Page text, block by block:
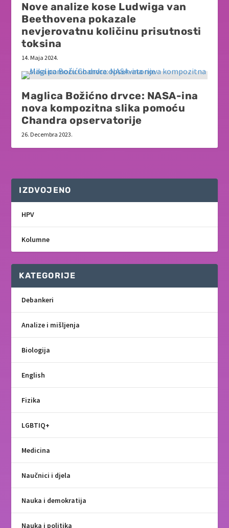
Nove analize kose Ludwiga van
Beethovena pokazale
nevjerovatnu količinu prisutnosti
toksina
14. Maja 2024.
Maglica Božićno drvce: NASA-ina
nova kompozitna slika pomoću
Chandra opservatorije
26. Decembra 2023.
IZDVOJENO
HPV
Kolumne
KATEGORIJE
Debankeri
Analize i mišljenja
Biologija
English
Fizika
LGBTIQ+
Medicina
Naučnici i djela
Nauka i demokratija
Nauka i politika